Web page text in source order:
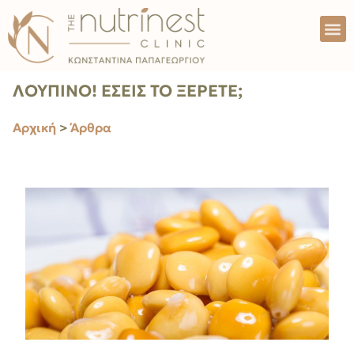
ΛΟΥΠΙΝΟ! ΕΣΕΙΣ ΤΟ ΞEΡΕΤΕ;
Αρχική >Άρθρα